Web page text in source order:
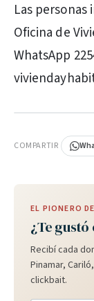
Las personas
Oficina de
WhatsApp
COMPARTIR
EL PIONERO
¿Te gustó
Recibí cada
Pinamar,
clickbait.